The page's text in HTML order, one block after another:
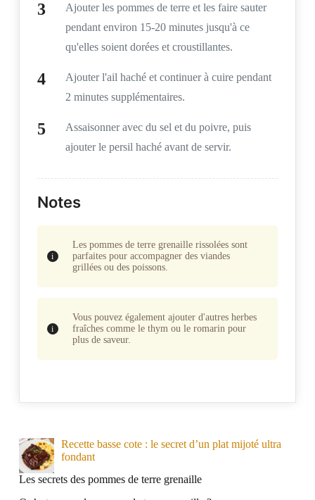
Ajouter les pommes de terre et les faire sauter
pendant environ 15-20 minutes jusqu'à ce
qu'elles soient dorées et croustillantes.
Ajouter l'ail haché et continuer à cuire pendant
2 minutes supplémentaires.
Assaisonner avec du sel et du poivre, puis
ajouter le persil haché avant de servir.
Notes
Les pommes de terre grenaille rissolées sont
parfaites pour accompagner des viandes
grillées ou des poissons.
Vous pouvez également ajouter d'autres herbes
fraîches comme le thym ou le romarin pour
plus de saveur.
Recette basse cote : le secret d’un plat mijoté ultra
fondant
Les secrets des pommes de terre grenaille